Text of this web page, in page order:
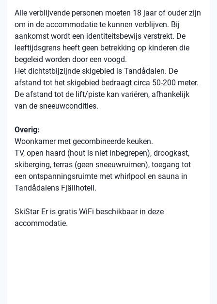
Alle verblijvende personen moeten 18 jaar of ouder zijn
om in de accommodatie te kunnen verblijven. Bij
aankomst wordt een identiteitsbewijs verstrekt. De
leeftijdsgrens heeft geen betrekking op kinderen die
begeleid worden door een voogd.
Het dichtstbijzijnde skigebied is Tandådalen. De
afstand tot het skigebied bedraagt ​​circa 50-200 meter.
De afstand tot de lift/piste kan variëren, afhankelijk
van de sneeuwcondities.
Overig:
Woonkamer met gecombineerde keuken.
TV, open haard (hout is niet inbegrepen), droogkast,
skiberging, terras (geen sneeuwruimen), toegang tot
een ontspanningsruimte met whirlpool en sauna in
Tandådalens Fjällhotell.
SkiStar Er is gratis WiFi beschikbaar in deze
accommodatie.